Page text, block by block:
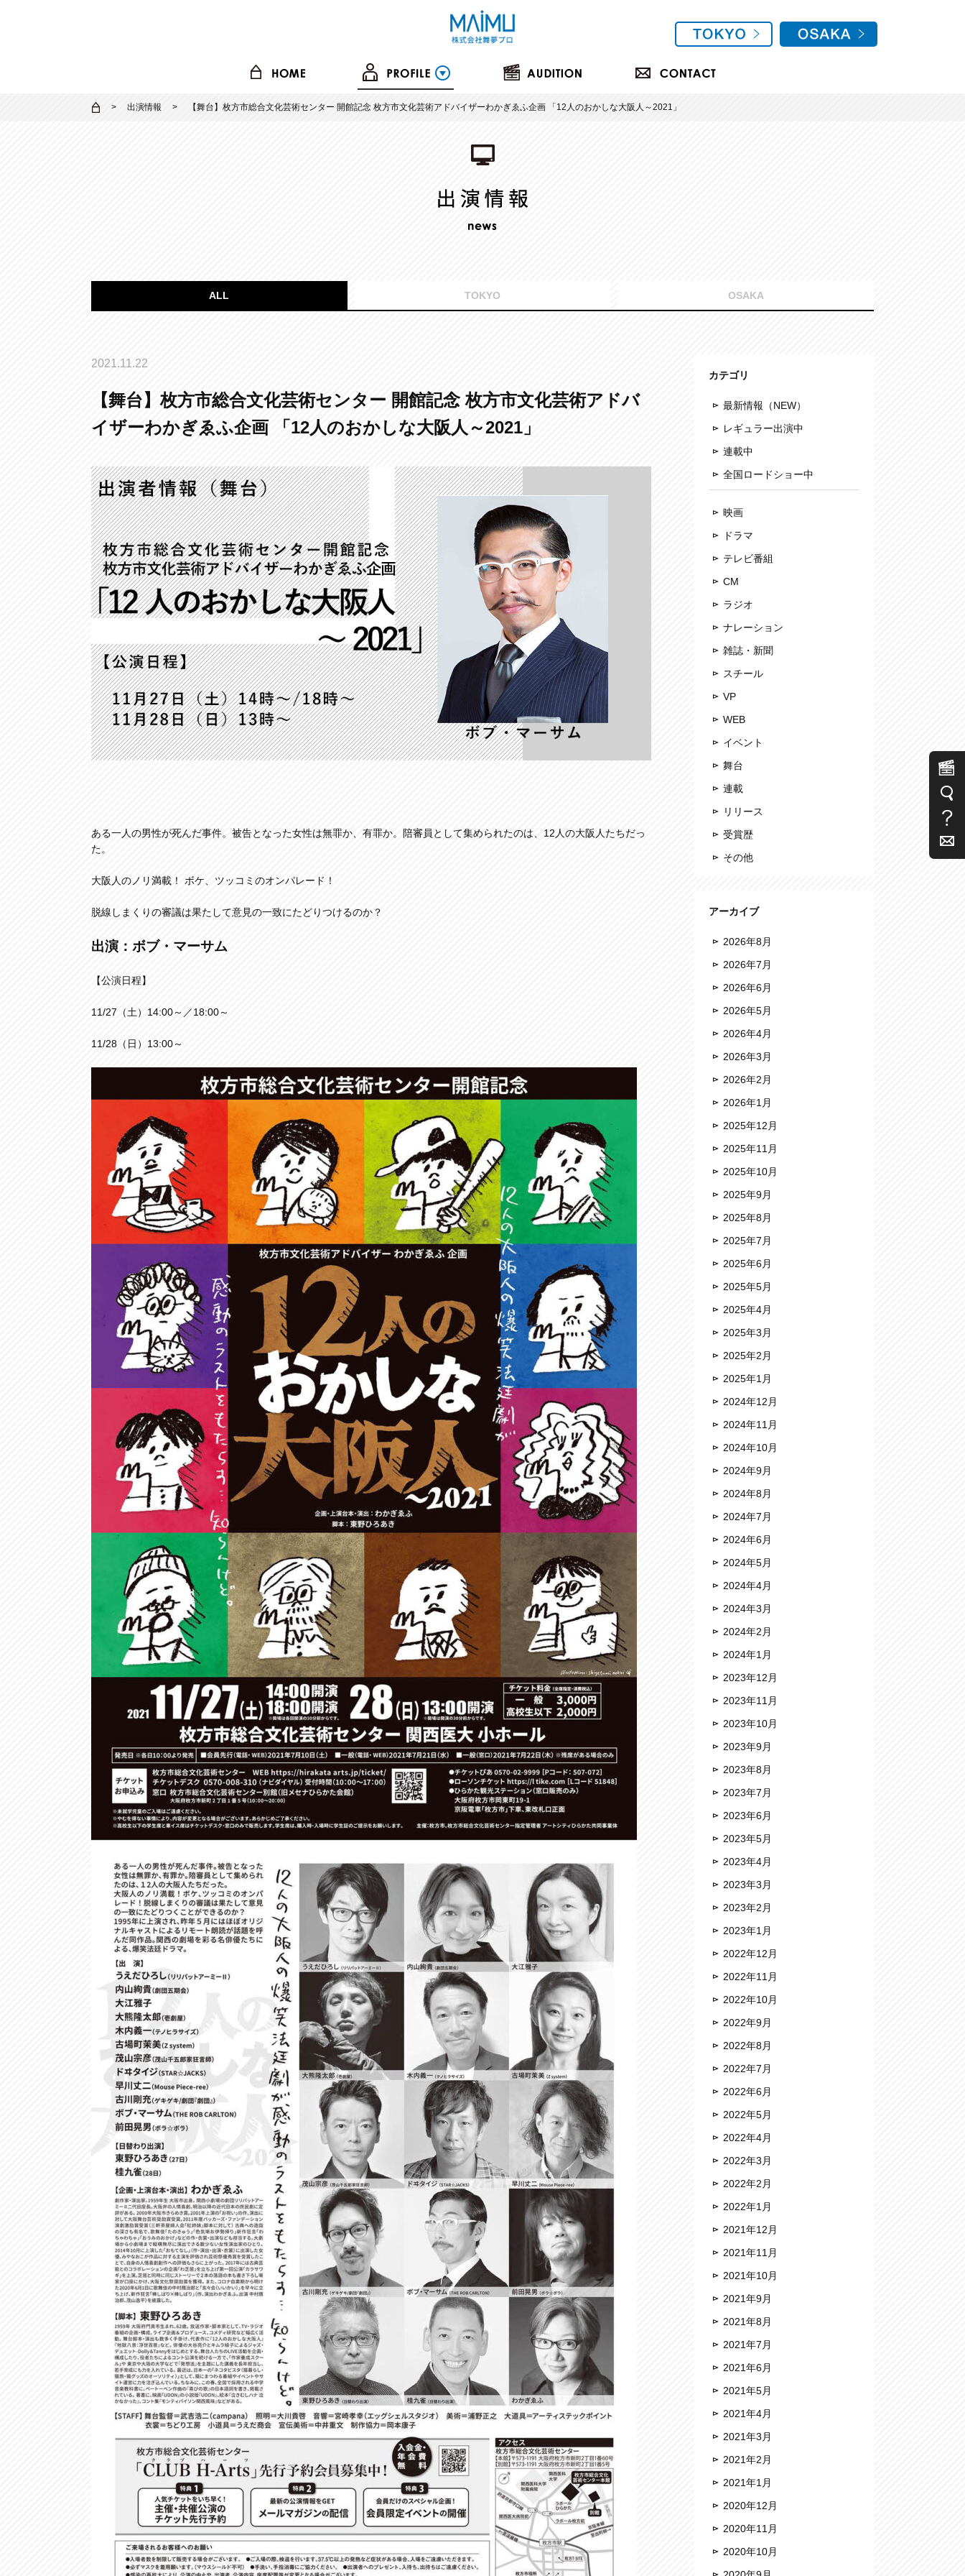
出演情報 【舞台】枚方市総合文化芸術センター 開館記念 枚方市文化芸術アドバイザーわかぎゑふ企画 「12人のおかしな大阪人～2021」
ALL TOKYO OSAKA
2021.11.22
【舞台】枚方市総合文化芸術センター 開館記念 枚方市文化芸術アドバ
イザーわかぎゑふ企画 「12人のおかしな大阪人～2021」
ある一人の男性が死んだ事件。被告となった女性は無罪か、有罪か。陪審員として集められたのは、12人の大阪人たちだっ
た。
大阪人のノリ満載！ ボケ、ツッコミのオンパレード！
脱線しまくりの審議は果たして意見の一致にたどりつけるのか？
出演：ボブ・マーサム
【公演日程】
11/27（土）14:00～／18:00～
11/28（日）13:00～
カテゴリ
最新情報（NEW）
レギュラー出演中
連載中
全国ロードショー中
映画
ドラマ
テレビ番組
CM
ラジオ
ナレーション
雑誌・新聞
スチール
VP
WEB
イベント
舞台
連載
リリース
受賞歴
その他
アーカイブ
2026年8月
2026年7月
2026年6月
2026年5月
2026年4月
2026年3月
2026年2月
2026年1月
2025年12月
2025年11月
2025年10月
2025年9月
2025年8月
2025年7月
2025年6月
2025年5月
2025年4月
2025年3月
2025年2月
2025年1月
2024年12月
2024年11月
2024年10月
2024年9月
2024年8月
2024年7月
2024年6月
2024年5月
2024年4月
2024年3月
2024年2月
2024年1月
2023年12月
2023年11月
2023年10月
2023年9月
2023年8月
2023年7月
2023年6月
2023年5月
2023年4月
2023年3月
2023年2月
2023年1月
2022年12月
2022年11月
2022年10月
2022年9月
2022年8月
2022年7月
2022年6月
2022年5月
2022年4月
2022年3月
2022年2月
2022年1月
2021年12月
2021年11月
2021年10月
2021年9月
2021年8月
2021年7月
2021年6月
2021年5月
2021年4月
2021年3月
2021年2月
2021年1月
2020年12月
2020年11月
2020年10月